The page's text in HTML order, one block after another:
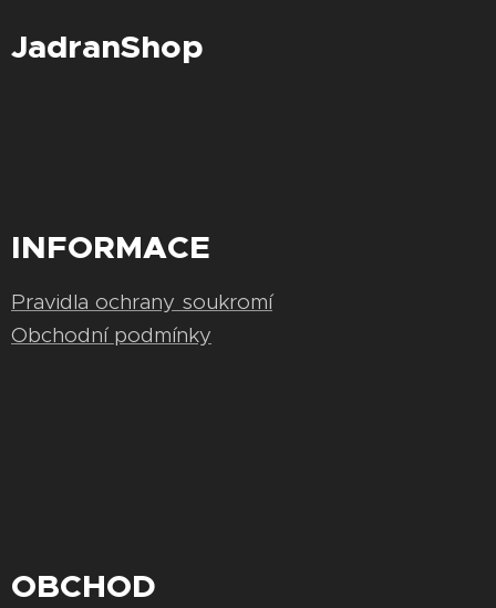
JadranShop
INFORMACE
Pravidla ochrany soukromí
Obchodní podmínky
OBCHOD